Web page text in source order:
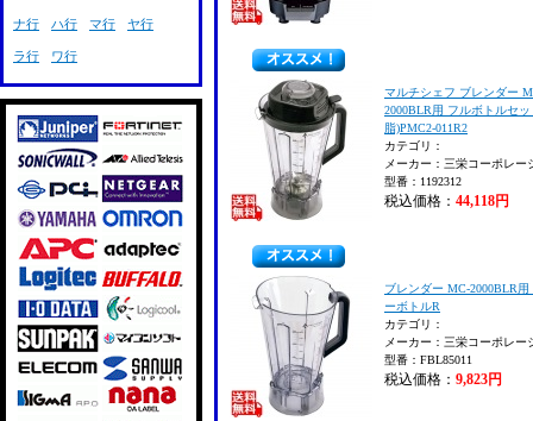
マルチシェフ ブレンダー
2000BLR用 フルボトルセッ
脂)PMC2-011R2
カテゴリ：
メーカー：三栄コーポレー
型番：1192312
税込価格： 44,118円
ブレンダー MC-2000BLR
ーボトルR
カテゴリ：
メーカー：三栄コーポレー
型番：FBL85011
税込価格： 9,823円
ナ行 ハ行 マ行 ヤ行
ラ行 ワ行